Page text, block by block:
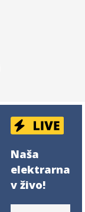
Naša
elektrarna
v živo!